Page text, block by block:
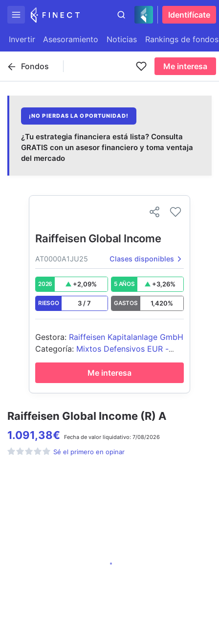
Identifícate
Invertir Asesoramiento Noticias Rankings de fondos
Fondos Me interesa
¡NO PIERDAS LA OPORTUNIDAD!
¿Tu estrategia financiera está lista? Consulta
GRATIS con un asesor financiero y toma ventaja
del mercado
Raiffeisen Global Income (R) A
1.091,38€ Fecha de valor liquidativo: 7/08/2026
Sé el primero en opinar
Raiffeisen Global Income
AT0000A1JU25 Clases disponibles
2026 +2,09% 5 AÑOS +3,26%
RIESGO 3 /7 GASTOS 1,420%
Gestora: Raiffeisen Kapitalanlage GmbH
Categoría: Mixtos Defensivos EUR -
Global
Me interesa